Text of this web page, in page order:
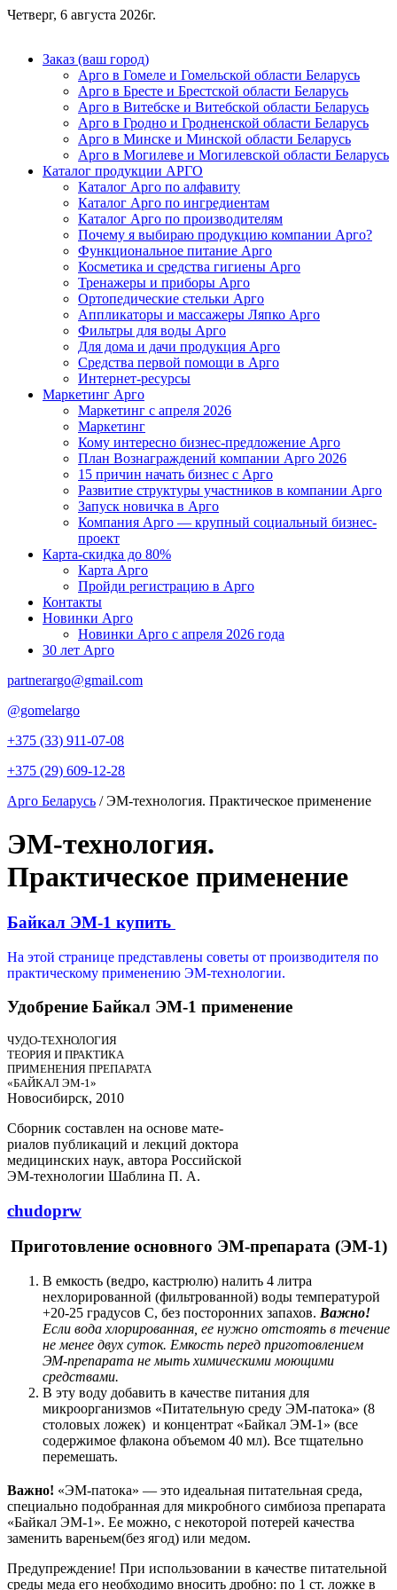
Четверг, 6 августа 2026г.
Заказ (ваш город)
Арго в Гомеле и Гомельской области Беларусь
Арго в Бресте и Брестской области Беларусь
Арго в Витебске и Витебской области Беларусь
Арго в Гродно и Гродненской области Беларусь
Арго в Минске и Минской области Беларусь
Арго в Могилеве и Могилевской области Беларусь
Каталог продукции АРГО
Каталог Арго по алфавиту
Каталог Арго по ингредиентам
Каталог Арго по производителям
Почему я выбираю продукцию компании Арго?
Функциональное питание Арго
Косметика и средства гигиены Арго
Тренажеры и приборы Арго
Ортопедические стельки Арго
Аппликаторы и массажеры Ляпко Арго
Фильтры для воды Арго
Для дома и дачи продукция Арго
Средства первой помощи в Арго
Интернет-ресурсы
Маркетинг Арго
Маркетинг с апреля 2026
Маркетинг
Кому интересно бизнес-предложение Арго
План Вознаграждений компании Арго 2026
15 причин начать бизнес с Арго
Развитие структуры участников в компании Арго
Запуск новичка в Арго
Компания Арго — крупный социальный бизнес-
проект
Карта-скидка до 80%
Карта Арго
Пройди регистрацию в Арго
Контакты
Новинки Арго
Новинки Арго с апреля 2026 года
30 лет Арго
partnerargo@gmail.com
@gomelargo
+375 (33) 911-07-08
+375 (29) 609-12-28
Арго Беларусь /ЭМ-технология. Практическое применение
ЭМ-технология.
Практическое применение
Байкал ЭМ-1 купить
На этой странице представлены советы от производителя по
практическому применению ЭМ-технологии.
Удобрение Байкал ЭМ-1 применение
ЧУДО-ТЕХНОЛОГИЯ
ТЕОРИЯ И ПРАКТИКА
ПРИМЕНЕНИЯ ПРЕПАРАТА
«БАЙКАЛ ЭМ-1»
Новосибирск, 2010
Сборник составлен на основе мате-
риалов публикаций и лекций доктора
медицинских наук, автора Российской
ЭМ-технологии Шаблина П. А.
chudoprw
Приготовление основного ЭМ-препарата (ЭМ-1)
В емкость (ведро, кастрюлю) налить 4 литра
нехлорированной (фильтрованной) воды температурой
+20-25 градусов С, без посторонних запахов. Важно!
Если вода хлорированная, ее нужно отстоять в течение
не менее двух суток. Емкость перед приготовлением
ЭМ-препарата не мыть химическими моющими
средствами.
В эту воду добавить в качестве питания для
микроорганизмов «Питательную среду ЭМ-патока» (8
столовых ложек) и концентрат «Байкал ЭМ-1» (все
содержимое флакона объемом 40 мл). Все тщательно
перемешать.
Важно! «ЭМ-патока» — это идеальная питательная среда,
специально подобранная для микробного симбиоза препарата
«Байкал ЭМ-1». Ее можно, с некоторой потерей качества
заменить вареньем(без ягод) или медом.
Предупреждение! При использовании в качестве питательной
среды меда его необходимо вносить дробно: по 1 ст. ложке в